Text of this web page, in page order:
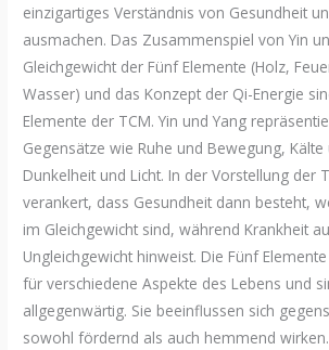
einzigartiges Verständnis von Gesundheit
ausmachen. Das Zusammenspiel von Yin
Gleichgewicht der Fünf Elemente (Holz,
Wasser) und das Konzept der Qi-Energie
Elemente der TCM. Yin und Yang
Gegensätze wie Ruhe und Bewegung, Kälte
Dunkelheit und Licht. In der Vorstellung der
verankert, dass Gesundheit dann besteht,
im Gleichgewicht sind, während Krankheit
Ungleichgewicht hinweist. Die Fünf
für verschiedene Aspekte des Lebens und
allgegenwärtig. Sie beeinflussen sich
sowohl fördernd als auch hemmend